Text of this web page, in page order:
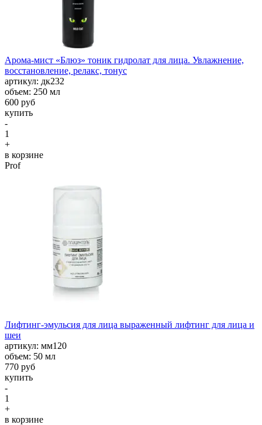
Арома-мист «Блюз» тоник гидролат для лица. Увлажнение,
восстановление, релакс, тонус
aртикул: дк232
объем: 250 мл
600 руб
купить
-
1
+
в корзине
Prof
Лифтинг-эмульсия для лица выраженный лифтинг для лица и
шеи
aртикул: мм120
объем: 50 мл
770 руб
купить
-
1
+
в корзине